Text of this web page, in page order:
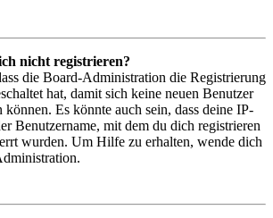
nicht registrieren?
die Board-Administration die Registrierung
hat, damit sich keine neuen Benutzer
können. Es könnte auch sein, dass deine IP-
Benutzername, mit dem du dich registrieren
wurden. Um Hilfe zu erhalten, wende dich